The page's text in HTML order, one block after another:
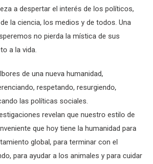
a despertar el interés de los políticos,
la ciencia, los medios y de todos. Una
no pierda la mística de sus
a la vida.
de una nueva humanidad,
respetando, resurgiendo,
las políticas sociales.
revelan que nuestro estilo de
que hoy tiene la humanidad para
global, para terminar con el
para ayudar a los animales y para cuidar